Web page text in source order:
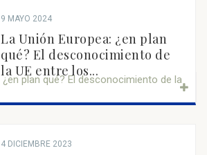
9 MAYO 2024
La Unión Europea: ¿en plan
qué? El desconocimiento de
la UE entre los...
4 DICIEMBRE 2023